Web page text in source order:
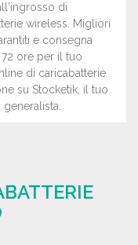
di
wireless. Migliori
e consegna
ore per il tuo
di caricabatterie
su Stocketik, il tuo